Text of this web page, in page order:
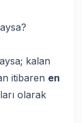
kalan
itibaren en
olarak